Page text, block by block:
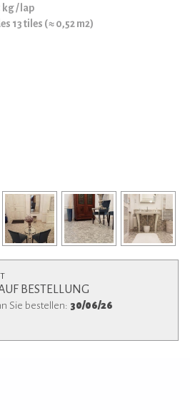
kg / lap
13 tiles (≈ 0,52 m2)
BESTELLUNG
Sie bestellen: 30/06/26